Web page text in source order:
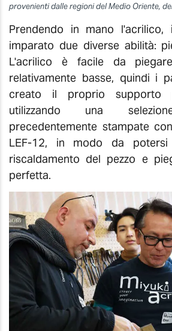
provenienti dalle regioni del Medio Oriente,
Prendendo in mano l'acrilico,
imparato due diverse abilità:
L'acrilico è facile da
relativamente basse, quindi i
creato il proprio supporto
utilizzando una
precedentemente stampate
LEF-12, in modo da potersi
riscaldamento del pezzo e
perfetta.